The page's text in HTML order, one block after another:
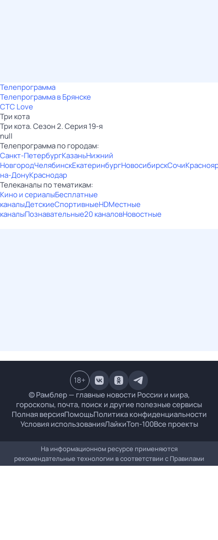
Телепрограмма
Телепрограмма в Брянске
СТС Love
Три кота
Три кота. Сезон 2. Серия 19-я
null
Телепрограмма по городам:
Санкт-ПетербургКазаньНижний
НовгородЧелябинскЕкатеринбургНовосибирскСочи
на-ДонуКраснодар
Телеканалы по тематикам:
Кино и сериалыБесплатные
каналыДетскиеСпортивныеHDМестные
каналыПознавательные20 каналовНовостные
© Рамблер — главные новости России и мира,
гороскопы, почта, поиск и другие полезные сервисы
Полная версияПомощьПолитика конфиденциальности
Условия использованияЛайкиТоп-100Все проекты
18+
На информационном ресурсе применяются
рекомендательные технологии в соответствии с Правилами